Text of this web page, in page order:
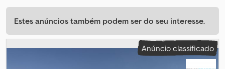
Estes anúncios também podem ser do seu interesse.
Anúncio classificado